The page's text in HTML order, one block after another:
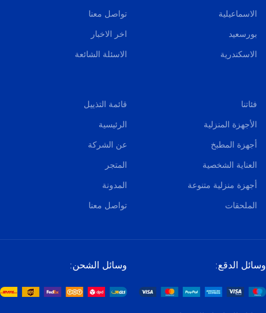
الاسماعيلية
بورسعيد
الاسكندرية
تواصل معنا
اخر الاخبار
الاسئلة الشائعة
فئاتنا
الأجهزة المنزلية
أجهزة المطبخ
العناية الشخصية
أجهزة منزلية متنوعة
الملحقات
قائمة التذييل
الرئيسية
عن الشركة
المتجر
المدونة
تواصل معنا
وسائل الدقع: وسائل الشحن: